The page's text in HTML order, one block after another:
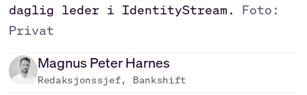
daglig leder i IdentityStream.
Foto:
Privat
Magnus PeterHarnes
Redaksjonssjef, Bankshift